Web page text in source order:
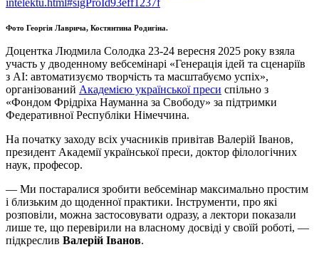
Фото Георгія Лаврича, Костянтина Родигіна.
Доцентка Людмила Солодка 23-24 вересня 2025 року взяла
участь у дводенному вебсемінарі «Генерація ідей та сценаріїв
з АІ: автоматизуємо творчість та масштабуємо успіх»,
організований Академією української преси спільно з
«Фондом Фрідріха Науманна за Свободу» за підтримки
Федеративної Республіки Німеччина.
На початку заходу всіх учасників привітав Валерій Іванов,
президент Академії української преси, доктор філологічних
наук, професор.
— Ми постаралися зробити вебсемінар максимально простим
і близьким до щоденної практики. Інструменти, про які
розповіли, можна застосовувати одразу, а лектори показали
лише те, що перевірили на власному досвіді у своїй роботі, —
підкреслив Валерій Іванов.